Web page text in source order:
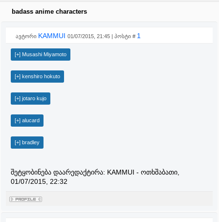
badass anime characters
ავტორი KAMMUI 01/07/2015, 21:45 | პოსტი # 1
შეტყობინება დაარედაქტირა: KAMMUI - ოთხშაბათი,
01/07/2015, 22:32